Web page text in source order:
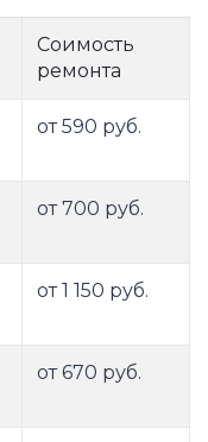
Соимость
ремонта
от 590 руб.
от 700 руб.
от 1 150 руб.
от 670 руб.